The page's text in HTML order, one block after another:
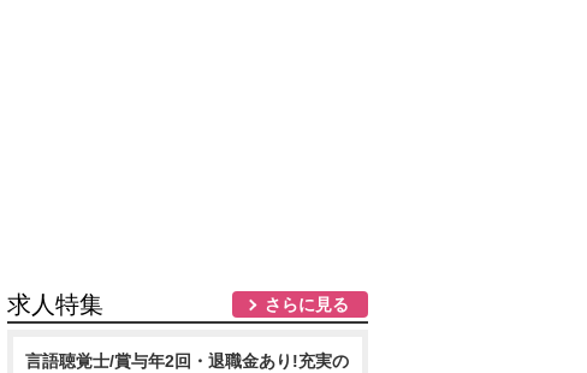
求人特集 さらに見る
言語聴覚士/賞与年2回・退職金あり!充実の